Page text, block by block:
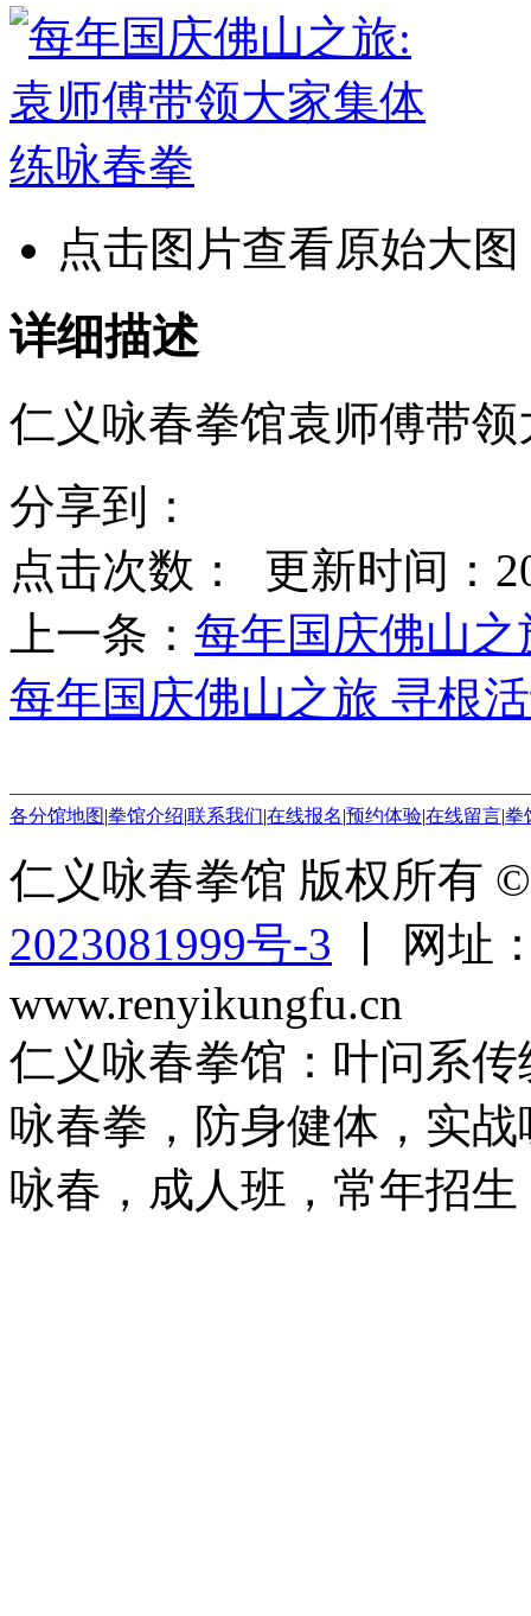
点击图片查看原始大图
详细描述
仁义咏春拳馆袁师傅带
分享到：
点击次数：
更新时间：
上一条： 每年国庆佛山
每年国庆佛山之旅 寻根
各分馆地图|拳馆介绍|联系我们|在线报名|预约体验|在线留言|拳
仁义咏春拳馆 版权所有
2023081999号-3 丨 网址
www.renyikungfu.cn
仁义咏春拳馆：叶问系
咏春拳，防身健体，实
咏春，成人班，常年招